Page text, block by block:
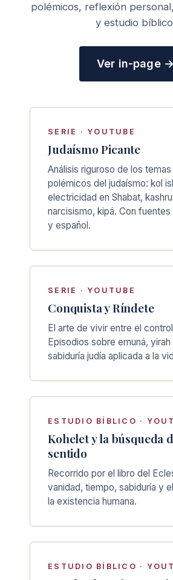
polémicos, reflexión
y estudio
Ver in-page →
SERIE · YOUTUBE
Judaísmo Picante
Análisis riguroso de los temas
polémicos del judaísmo: kol
electricidad en Shabat,
narcisismo, kipá. Con fuentes
y español.
SERIE · YOUTUBE
Conquista y Ríndete
El arte de vivir entre el
Episodios sobre emuná, yirah
sabiduría judía aplicada a la
ESTUDIO BÍBLICO ·
Kohelet y la búsqueda
sentido
Recorrido por el libro del
vanidad, tiempo, sabiduría y
la existencia humana.
ESTUDIO BÍBLICO ·